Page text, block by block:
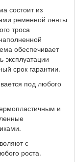
состоит из
ременной ленты
троса
обеспечивает
эксплуатации
срок гарантии.
под любого
и
с
роста.